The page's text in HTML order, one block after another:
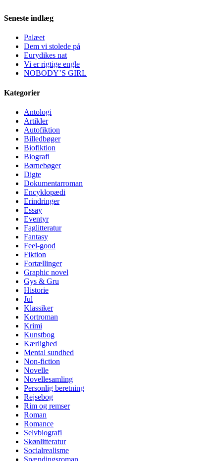
Seneste indlæg
Palæet
Dem vi stolede på
Eurydikes nat
Vi er rigtige engle
NOBODY’S GIRL
Kategorier
Antologi
Artikler
Autofiktion
Billedbøger
Biofiktion
Biografi
Børnebøger
Digte
Dokumentarroman
Encyklopædi
Erindringer
Essay
Eventyr
Faglitteratur
Fantasy
Feel-good
Fiktion
Fortællinger
Graphic novel
Gys & Gru
Historie
Jul
Klassiker
Kortroman
Krimi
Kunstbog
Kærlighed
Mental sundhed
Non-fiction
Novelle
Novellesamling
Personlig beretning
Rejsebog
Rim og remser
Roman
Romance
Selvbiografi
Skønlitteratur
Socialrealisme
Spændingsroman